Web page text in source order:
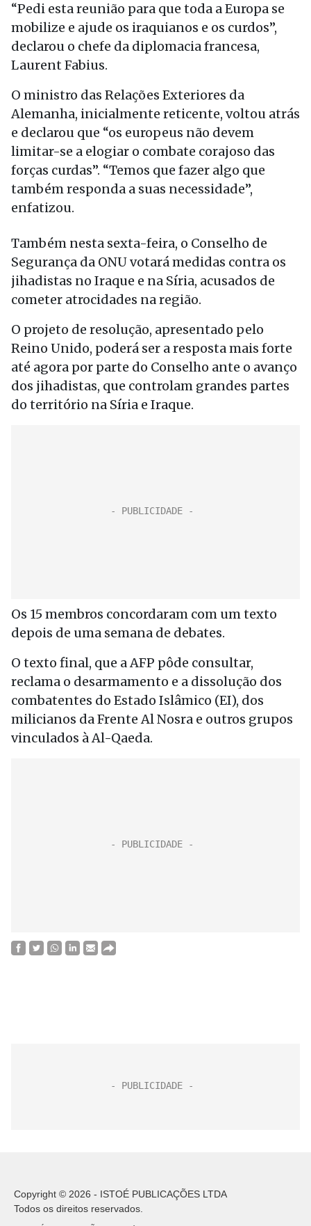
“Pedi esta reunião para que toda a Europa se
mobilize e ajude os iraquianos e os curdos”,
declarou o chefe da diplomacia francesa,
Laurent Fabius.
O ministro das Relações Exteriores da
Alemanha, inicialmente reticente, voltou atrás
e declarou que “os europeus não devem
limitar-se a elogiar o combate corajoso das
forças curdas”. “Temos que fazer algo que
também responda a suas necessidade”,
enfatizou.
Também nesta sexta-feira, o Conselho de
Segurança da ONU votará medidas contra os
jihadistas no Iraque e na Síria, acusados de
cometer atrocidades na região.
O projeto de resolução, apresentado pelo
Reino Unido, poderá ser a resposta mais forte
até agora por parte do Conselho ante o avanço
dos jihadistas, que controlam grandes partes
do território na Síria e Iraque.
Os 15 membros concordaram com um texto
depois de uma semana de debates.
O texto final, que a AFP pôde consultar,
reclama o desarmamento e a dissolução dos
combatentes do Estado Islâmico (EI), dos
milicianos da Frente Al Nosra e outros grupos
vinculados à Al-Qaeda.
Copyright © 2026 - ISTOÉ PUBLICAÇÕES LTDA
Todos os direitos reservados.